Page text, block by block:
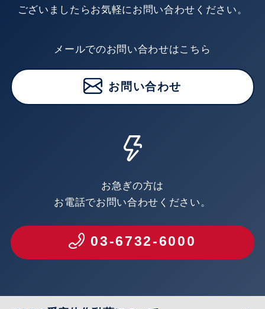
ございましたらお気軽にお問い合わせください。
メールでのお問い合わせはこちら
お問い合わせ
お急ぎの方は
お電話でお問い合わせください。
03-6732-6000